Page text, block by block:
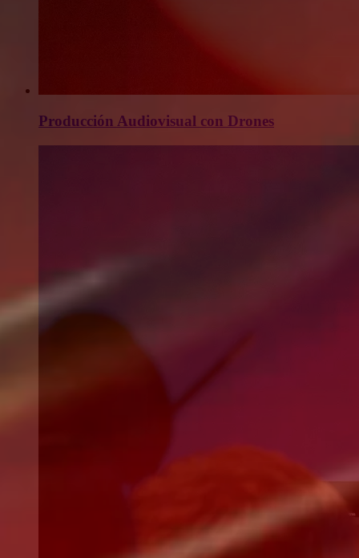
Producción Audiovisual con Drones